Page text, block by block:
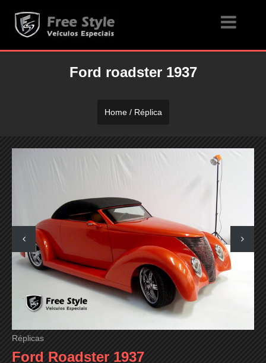
Ford roadster 1937
Home / Réplica
Réplicas
Ford Roadster 1937